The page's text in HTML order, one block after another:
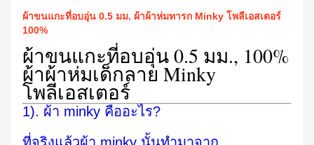
ผ้าขนแกะที่อบอุ่น 0.5 มม. ผ้าผ้าห่มทารก Minky โพลีเอสเตอร์
100%
ผ้าขนแกะที่อบอุ่น 0.5 มม., 100%
ผ้าผ้าห่มเด็กลาย Minky
โพลีเอสเตอร์
1). ผ้า minky คืออะไร?